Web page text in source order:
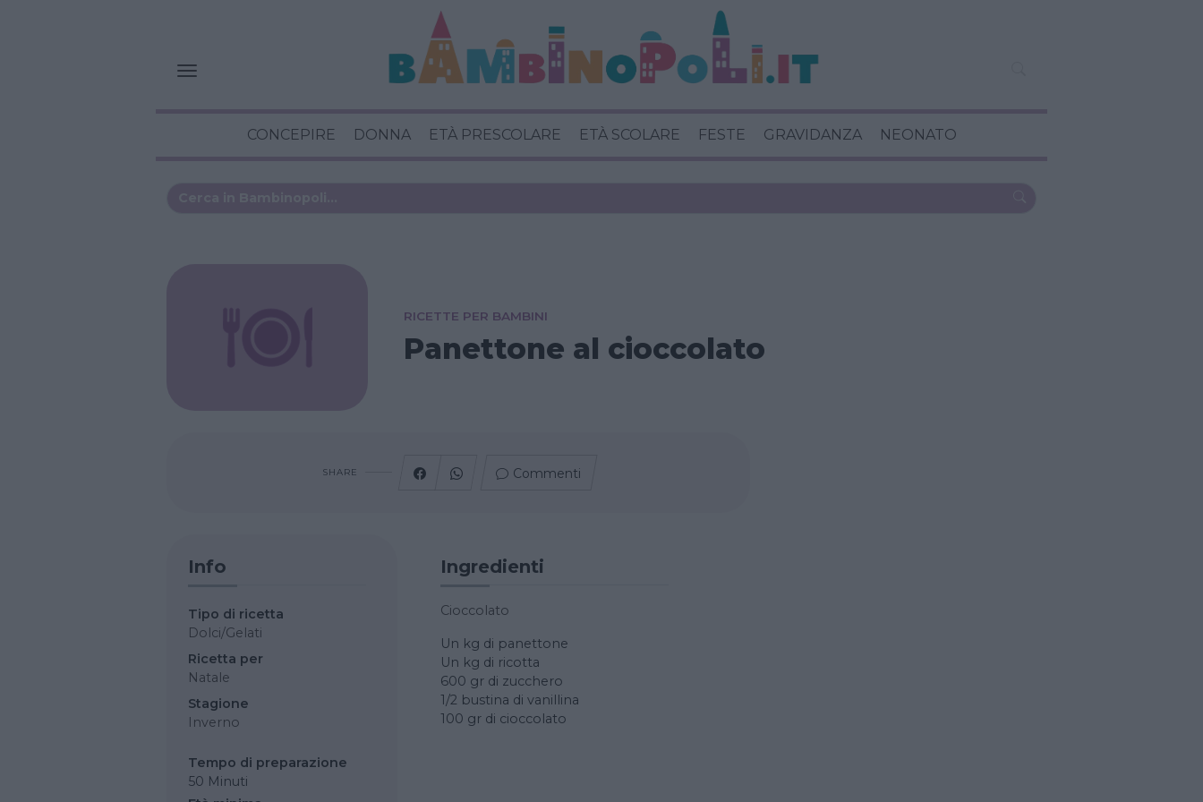
CONCEPIRE DONNA ETÀ PRESCOLARE ETÀ SCOLARE FESTE GRAVIDANZA NEONATO
RICETTE PER BAMBINI
Panettone al cioccolato
SHARE Commenti
Info
Tipo di ricetta
Dolci/Gelati
Ricetta per
Natale
Stagione
Inverno
Tempo di preparazione
50 Minuti
Ingredienti
Cioccolato
Un kg di panettone
Un kg di ricotta
600 gr di zucchero
1/2 bustina di vanillina
100 gr di cioccolato